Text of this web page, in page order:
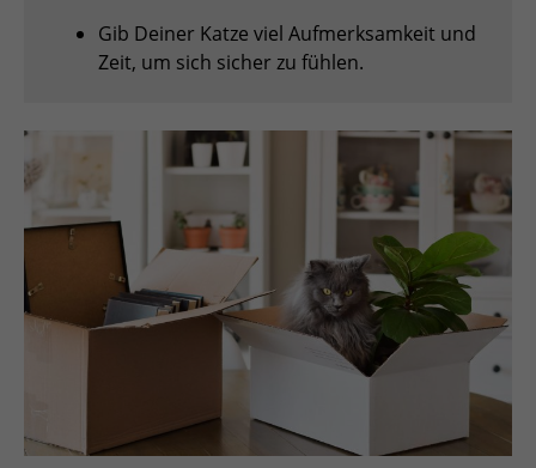
Gib Deiner Katze viel Aufmerksamkeit und
Zeit, um sich sicher zu fühlen.